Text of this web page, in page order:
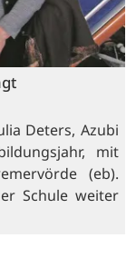
Deters, Azubi
mit
(eb).
Schule weiter